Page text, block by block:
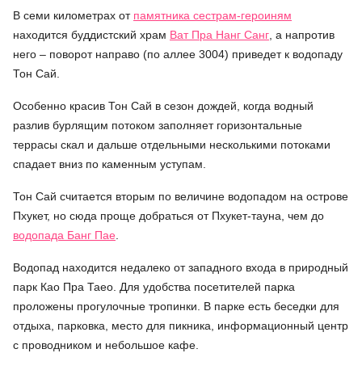
В семи километрах от памятника сестрам-героиням
находится буддистский храм Ват Пра Нанг Санг , а напротив
него – поворот направо (по аллее 3004) приведет к водопаду
Тон Сай.
Особенно красив Тон Сай в сезон дождей, когда водный
разлив бурлящим потоком заполняет горизонтальные
террасы скал и дальше отдельными несколькими потоками
спадает вниз по каменным уступам.
Тон Сай считается вторым по величине водопадом на острове
Пхукет, но сюда проще добраться от Пхукет-тауна, чем до
водопада Банг Пае
Водопад находится недалеко от западного входа в природный
парк Као Пра Таео. Для удобства посетителей парка
проложены прогулочные тропинки. В парке есть беседки для
отдыха, парковка, место для пикника, информационный центр
с проводником и небольшое кафе.